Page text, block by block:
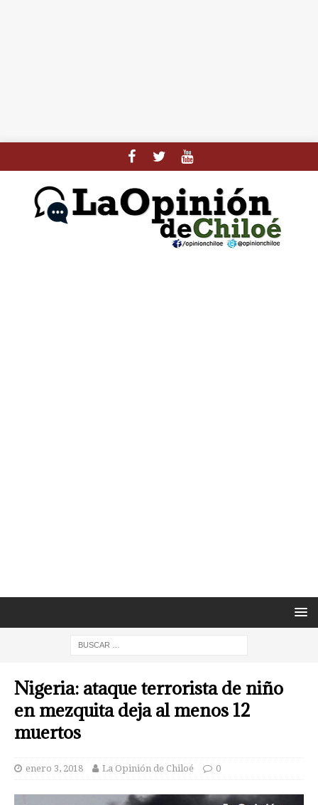
Nigeria: ataque terrorista de niño
en mezquita deja al menos 12
muertos
enero 3, 2018 La Opinión de Chiloé 0